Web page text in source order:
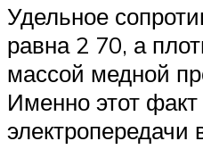
Удельное
равна 2 70, а
массой медной
Именно этот